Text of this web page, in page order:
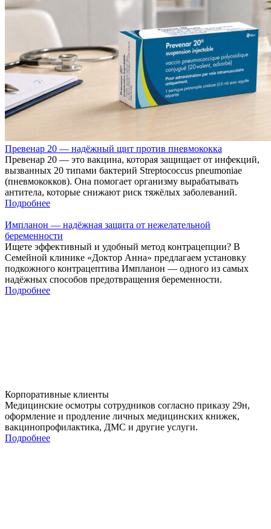
Превенар 20 — надёжный щит против пневмококка
Превенар 20 — это вакцина, которая защищает от инфекций,
вызванных 20 типами бактерий Streptococcus pneumoniae
(пневмококков). Она помогает организму вырабатывать
антитела, которые снижают риск тяжёлых заболеваний.
Подробнее
Импланон — надёжная защита от нежелательной
беременности
Ищете эффективный и удобный метод контрацепции? В
Семейной клинике «Доктор Анна» предлагаем установку
подкожного контрацептива Импланон — одного из самых
надёжных способов предотвращения беременности.
Подробнее
Корпоративные клиенты
Медицинские осмотры сотрудников согласно приказу 29н,
оформление и продление личных медицинских книжек,
вакцинопрофилактика, ДМС и другие услуги.
Подробнее